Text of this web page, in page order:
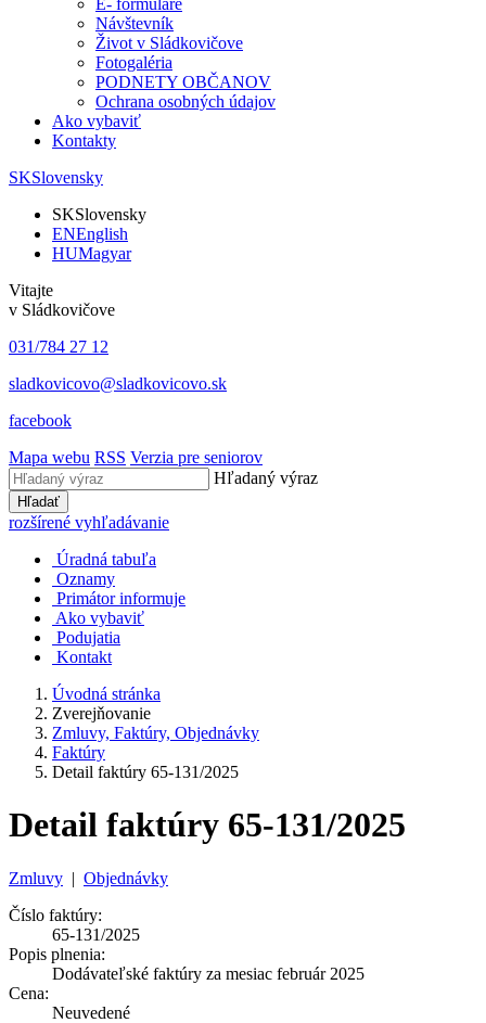
E- formuláre
Návštevník
Život v Sládkovičove
Fotogaléria
PODNETY OBČANOV
Ochrana osobných údajov
Ako vybaviť
Kontakty
SKSlovensky
SKSlovensky
ENEnglish
HUMagyar
Vitajte
v Sládkovičove
031/784 27 12
sladkovicovo@sladkovicovo.sk
facebook
Mapa webu RSS Verzia pre seniorov
Hľadaný výraz
Hľadať
rozšírené vyhľadávanie
Úradná tabuľa
Oznamy
Primátor informuje
Ako vybaviť
Podujatia
Kontakt
Úvodná stránka
Zverejňovanie
Zmluvy, Faktúry, Objednávky
Faktúry
Detail faktúry 65-131/2025
Detail faktúry 65-131/2025
Zmluvy | Objednávky
Číslo faktúry:
65-131/2025
Popis plnenia:
Dodávateľské faktúry za mesiac február 2025
Cena:
Neuvedené